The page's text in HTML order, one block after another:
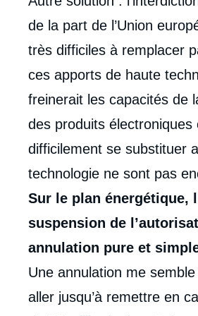
de la part de l’Union
très difficiles à remplacer
ces apports de haute
freinerait les capacités de
des produits
difficilement se substituer
technologie ne sont pas
Sur le plan énergétique,
suspension de
annulation pure et
Une annulation me
aller jusqu’à remettre en